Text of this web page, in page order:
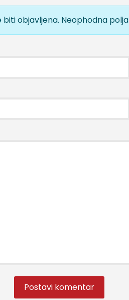
objavljena. Neophodna